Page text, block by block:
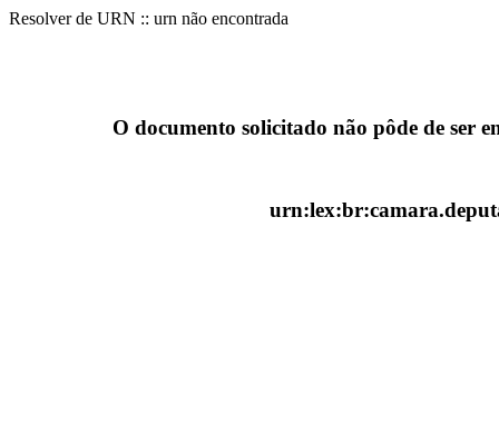
Resolver de URN :: urn não encontrada
O documento solicitado não pôde de ser